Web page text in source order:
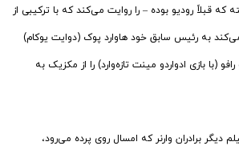
قبلاً رودیو بوده – را روایت می‌کند که با ترکیبی از
به رئیس سابق خود هاوارد پوک (دوایت یوکام)
(با بازی ادواردو مینت تازه‌وارد) را از مکزیک به
دیگر برادران وارنر که امسال روی پرده می‌رود،